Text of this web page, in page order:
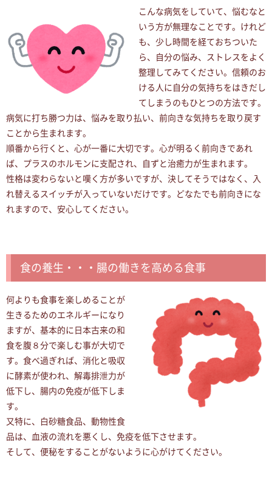
こんな病気をしていて、悩むなと
いう方が無理なことです。けれど
も、少し時間を経ておちついた
ら、自分の悩み、ストレスをよく
整理してみてください。信頼のお
ける人に自分の気持ちをはきだし
てしまうのもひとつの方法です。
病気に打ち勝つ力は、悩みを取り払い、前向きな気持ちを取り戻す
ことから生まれます。
順番から行くと、心が一番に大切です。心が明るく前向きであれ
ば、プラスのホルモンに支配され、自ずと治癒力が生まれます。
性格は変わらないと嘆く方が多いですが、決してそうではなく、入
れ替えるスイッチが入っていないだけです。どなたでも前向きにな
れますので、安心してください。
食の養生・・・腸の働きを高める食事
何よりも食事を楽しめることが
生きるためのエネルギーになり
ますが、基本的に日本古来の和
食を腹８分で楽しむ事が大切で
す。食べ過ぎれば、消化と吸収
に酵素が使われ、解毒排泄力が
低下し、腸内の免疫が低下しま
す。
又特に、白砂糖食品、動物性食
品は、血液の流れを悪くし、免疫を低下させます。
そして、便秘をすることがないように心がけてください。